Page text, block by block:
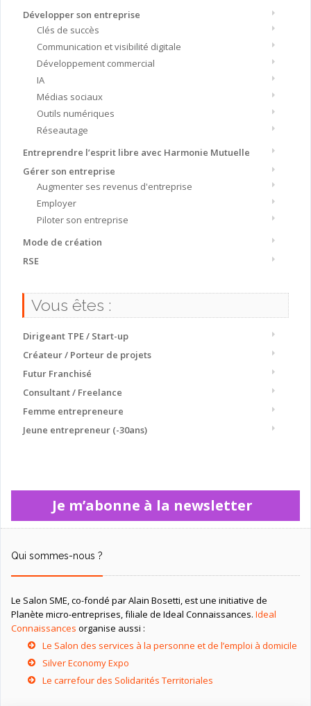
Développer son entreprise
Clés de succès
Communication et visibilité digitale
Développement commercial
IA
Médias sociaux
Outils numériques
Réseautage
Entreprendre l’esprit libre avec Harmonie Mutuelle
Gérer son entreprise
Augmenter ses revenus d'entreprise
Employer
Piloter son entreprise
Mode de création
RSE
Vous êtes :
Dirigeant TPE / Start-up
Créateur / Porteur de projets
Futur Franchisé
Consultant / Freelance
Femme entrepreneure
Jeune entrepreneur (-30ans)
Je m’abonne à la newsletter
Qui sommes-nous ?
Le Salon SME, co-fondé par Alain Bosetti, est une initiative de
Planète micro-entreprises, filiale de Ideal Connaissances. Ideal
Connaissances organise aussi :
Le Salon des services à la personne et de l’emploi à domicile
Silver Economy Expo
Le carrefour des Solidarités Territoriales